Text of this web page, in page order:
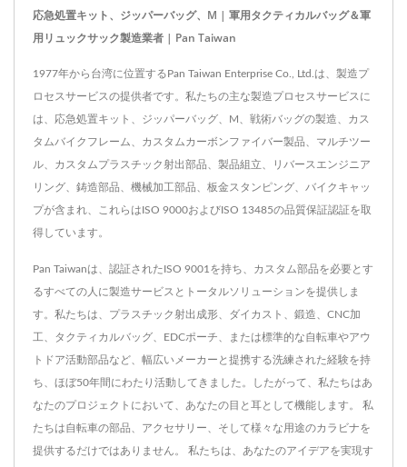
応急処置キット、ジッパーバッグ、M | 軍用タクティカルバッグ＆軍
用リュックサック製造業者 | Pan Taiwan
1977年から台湾に位置するPan Taiwan Enterprise Co., Ltd.は、製造プ
ロセスサービスの提供者です。私たちの主な製造プロセスサービスに
は、応急処置キット、ジッパーバッグ、M、戦術バッグの製造、カス
タムバイクフレーム、カスタムカーボンファイバー製品、マルチツー
ル、カスタムプラスチック射出部品、製品組立、リバースエンジニア
リング、鋳造部品、機械加工部品、板金スタンピング、バイクキャッ
プが含まれ、これらはISO 9000およびISO 13485の品質保証認証を取
得しています。
Pan Taiwanは、認証されたISO 9001を持ち、カスタム部品を必要とす
るすべての人に製造サービスとトータルソリューションを提供しま
す。私たちは、プラスチック射出成形、ダイカスト、鍛造、CNC加
工、タクティカルバッグ、EDCポーチ、または標準的な自転車やアウ
トドア活動部品など、幅広いメーカーと提携する洗練された経験を持
ち、ほぼ50年間にわたり活動してきました。したがって、私たちはあ
なたのプロジェクトにおいて、あなたの目と耳として機能します。 私
たちは自転車の部品、アクセサリー、そして様々な用途のカラビナを
提供するだけではありません。 私たちは、あなたのアイデアを実現す